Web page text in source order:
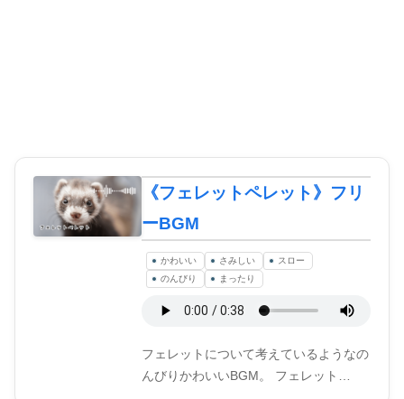
《フェレットペレット》フリ
ーBGM
かわいい さみしい
スロー
のんびり
まったり
フェレットについて考えているようなの
んびりかわいいBGM。 フェレット…